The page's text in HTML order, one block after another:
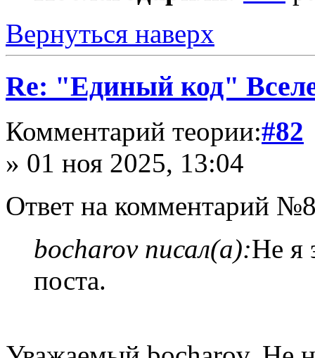
Вернуться наверх
Re: "Единый код"
Комментарий теории:#82
» 01 ноя 2025, 13:04
Ответ на комментарий
bocharov писал(а):Не я
поста.